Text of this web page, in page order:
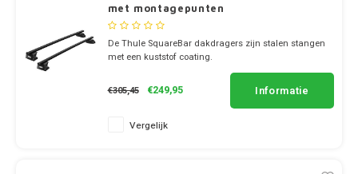
Universeel
met montagepunten
De Thule SquareBar dakdragers zijn stalen stangen
met een kuststof coating.
✔ stang breedte 3.2cm
€305,45 €249,95 Informatie
Vergelijk